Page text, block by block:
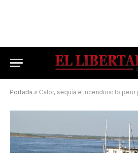
Portada » Calor, sequía e incendios: lo peor pasó y